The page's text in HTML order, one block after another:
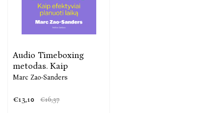
pasaulio kalbų.
Audio Timeboxing
metodas. Kaip
Marc Zao-Sanders
€13,10 €16,37